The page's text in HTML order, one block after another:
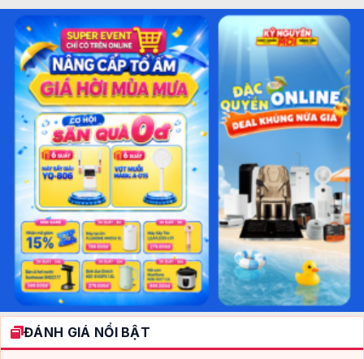
ĐÁNH GIÁ NỔI BẬT